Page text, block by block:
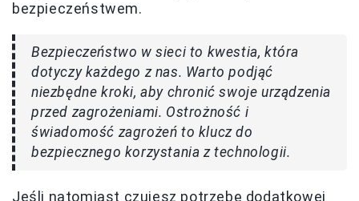
bezpieczeństwem.
Bezpieczeństwo w sieci to kwestia, która
dotyczy każdego z nas. Warto podjąć
niezbędne kroki, aby chronić swoje urządzenia
przed zagrożeniami. Ostrożność i
świadomość zagrożeń to klucz do
bezpiecznego korzystania z technologii.
Jeśli natomiast czujesz potrzebę dodatkowej